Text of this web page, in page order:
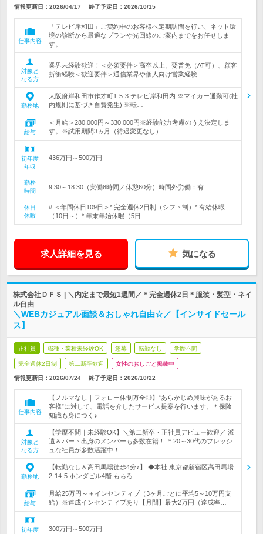
情報更新日：2026/04/17 終了予定日： 2026/10/15
仕事内容
「テレビ岸和田」ご契約中のお客様へ定期訪問を行い、ネット環
境の診断から最適なプランや光回線のご案内までをお任せしま
す。
対象と
なる方
業界未経験歓迎！＜必須要件＞高卒以上、要普免（AT可）、顧客
折衝経験＜歓迎要件＞通信業界や個人向け営業経験
勤務地
大阪府岸和田市作才町1-5-3 テレビ岸和田内 ※マイカー通勤可(社
内規則に基づき自費発生) ※転…
給与
＜月給＞280,000円～330,000円※経験能力考慮のうえ決定しま
す。※試用期間3ヵ月（待遇変更なし）
初年度
年収
436万円～500万円
勤務
時間
9:30～18:30（実働8時間／休憩60分）時間外労働：有
休日
休暇
# ＜年間休日109日＞* 完全週休2日制（シフト制）* 有給休暇
（10日～）* 年末年始休暇（5日…
求人詳細を見る 気になる
株式会社ＤＦＳ | ＼内定まで最短1週間／＊完全週休2日＊服装・髪型・ネイ
ル自由
＼WEBカジュアル面談＆おしゃれ自由☆／【インサイドセール
ス】
正社員 職種・業種未経験OK 急募 転勤なし 学歴不問
完全週休2日制 第二新卒歓迎 女性のおしごと掲載中
情報更新日：2026/07/24 終了予定日： 2026/10/22
仕事内容
【ノルマなし｜フォロー体制万全◎】“あらかじめ興味があるお
客様”に対して、電話を介したサービス提案を行います。＊保険
知識も身につく♪
対象と
なる方
【学歴不問｜未経験OK】＼第二新卒・正社員デビュー歓迎／ 派
遣＆パート出身のメンバーも多数在籍！ ＊20～30代のフレッシ
ュな社員が多数活躍中！
勤務地
【転勤なし＆高田馬場徒歩4分♪】 ◆本社 東京都新宿区高田馬場
2-14-5 ホンダビル4階 もちろ…
給与
月給25万円～＋インセンティブ（3ヶ月ごとに平均5～10万円支
給）※達成インセンティブあり【月間】最大2万円（達成率…
初年度
300万円～500万円